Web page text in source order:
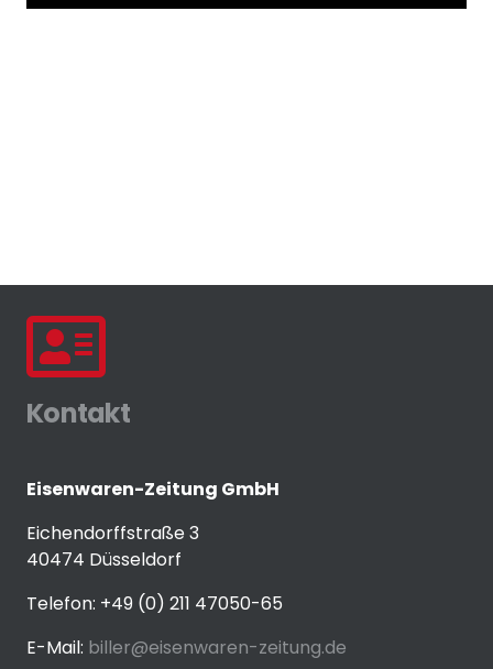
Kontakt
Eisenwaren-Zeitung GmbH
Eichendorffstraße 3
40474 Düsseldorf
Telefon: +49 (0) 211 47050-65
E-Mail: biller@eisenwaren-zeitung.de